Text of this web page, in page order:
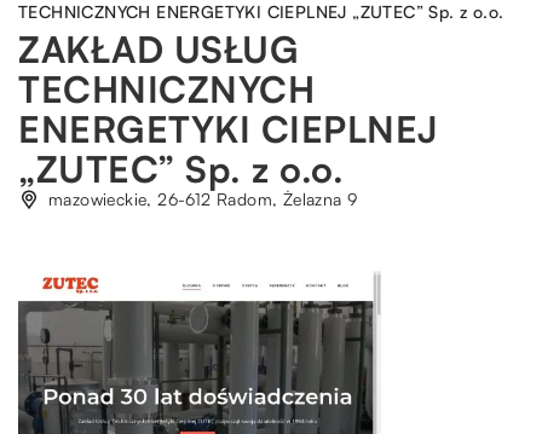
TECHNICZNYCH ENERGETYKI CIEPLNEJ „ZUTEC” Sp. z o.o.
ZAKŁAD USŁUG
TECHNICZNYCH
ENERGETYKI CIEPLNEJ
„ZUTEC” Sp. z o.o.
mazowieckie, 26-612 Radom, Żelazna 9